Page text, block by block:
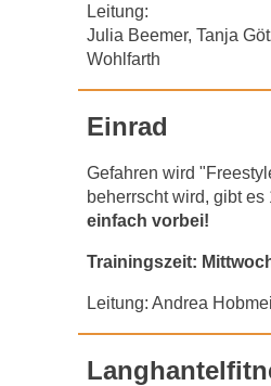
Leitung:
Julia Beemer, Tanja
Wohlfarth
Einrad
Gefahren wird
beherrscht wird, gibt
einfach vorbei!
Trainingszeit:
Leitung: Andrea